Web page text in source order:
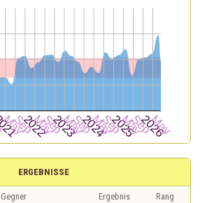
ERGEBNISSE
Gegner Ergebnis
Rang